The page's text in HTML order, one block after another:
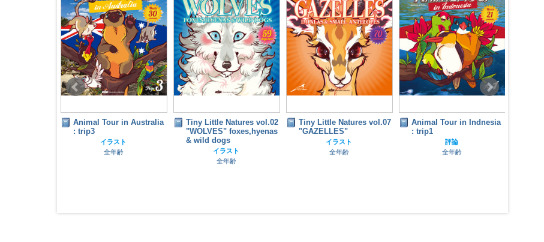
Animal Tour in Australia
: trip3
イラスト
全年齢
Tiny Little Natures vol.02
"WOLVES" foxes,hyenas
& wild dogs
イラスト
全年齢
Tiny Little Natures vol.07
"GAZELLES"
イラスト
全年齢
Animal Tour in Indnesia
: trip1
評論
全年齢